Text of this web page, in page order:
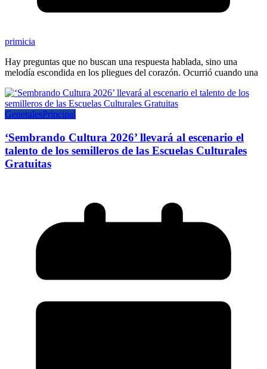
primicia
Hay preguntas que no buscan una respuesta hablada, sino una
melodía escondida en los pliegues del corazón. Ocurrió cuando una
GeneralesPrincipal
‘Sembrando Cultura 2026’ llevará al escenario el
talento de los semilleros de las Escuelas Culturales
Gratuitas